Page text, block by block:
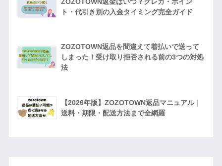
ZOZOTOWN返金はいつ？クレカ・ポイン
ト・代引き別の入金タイミング完全ガイド
ZOZOTOWN返品を間違えて着払いで送って
しまった！受け取り拒否される前の3つの対処
法
【2026年版】ZOZOTOWN返品マニュアル｜
送料・期限・配送方法まで全網羅